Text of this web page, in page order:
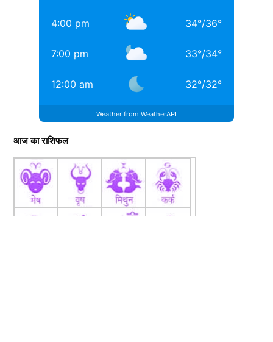
4:00 pm 34°/36°
7:00 pm 33°/34°
12:00 am 32°/32°
Weather from WeatherAPI
आज का राशिफल